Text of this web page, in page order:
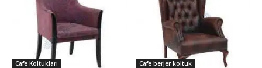
Cafe Koltukları Cafe berjer koltuk